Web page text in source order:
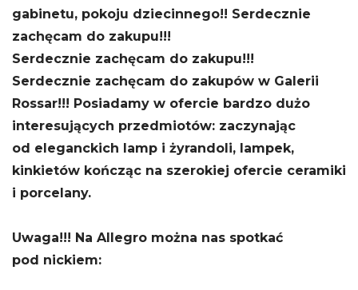
gabinetu, pokoju dziecinnego!! Serdecznie
zachęcam do zakupu!!!
Serdecznie zachęcam do zakupu!!!
Serdecznie zachęcam do zakupów w Galerii
Rossar!!! Posiadamy w ofercie bardzo dużo
interesujących przedmiotów: zaczynając
od eleganckich lamp i żyrandoli, lampek,
kinkietów kończąc na szerokiej ofercie ceramiki
i porcelany.
Uwaga!!! Na Allegro można nas spotkać
pod nickiem: